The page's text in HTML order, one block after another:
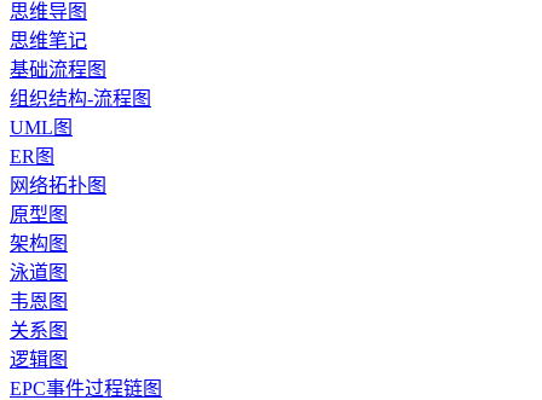
思维导图
思维笔记
基础流程图
组织结构-流程图
UML图
ER图
网络拓扑图
原型图
架构图
泳道图
韦恩图
关系图
逻辑图
EPC事件过程链图